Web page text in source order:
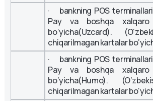
· bankning POS
Pay va boshqa
bo‘yicha(Uzcard).
chiqarilmagan kartalar
· bankning POS
Pay va boshqa
bo‘yicha(Humo).
chiqarilmagan kartalar